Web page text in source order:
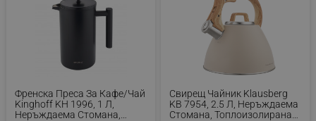
Френска Преса За Кафе/чай
Kinghoff KH 1996, 1 Л,
Неръждаема Стомана,
Свирещ Чайник Klausberg
KB 7954, 2.5 Л, Неръждаема
Стомана, Топлоизолирана